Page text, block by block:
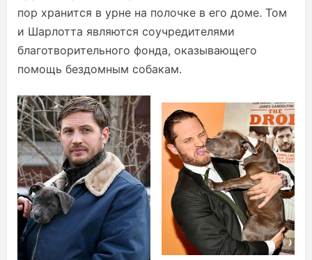
пор хранится в урне на полочке в его доме. Том
и Шарлотта являются соучредителями
благотворительного фонда, оказывающего
помощь бездомным собакам.